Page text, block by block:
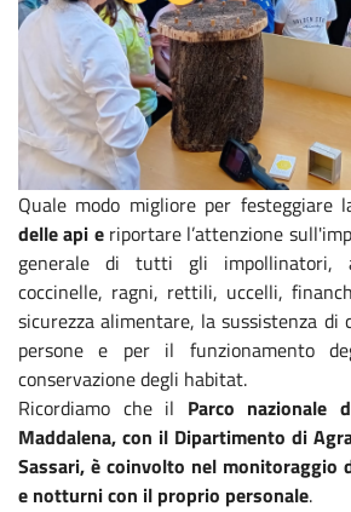
Quale modo migliore per festeggiare
delle api e riportare l’attenzione
generale di tutti gli impollinatori,
coccinelle, ragni, rettili, uccelli,
sicurezza alimentare, la sussistenza
persone e per il funzionamento
conservazione degli habitat.
Ricordiamo che il Parco nazionale
Maddalena, con il Dipartimento di
Sassari, è coinvolto nel monitoraggio
e notturni con il proprio personale.